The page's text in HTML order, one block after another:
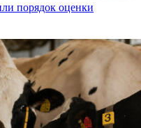
порядок оценки